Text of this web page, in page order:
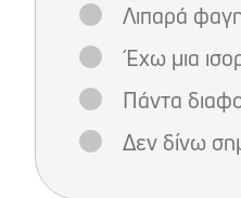
Λιπαρά
Έχω μια
Πάντα
Δεν δίνω